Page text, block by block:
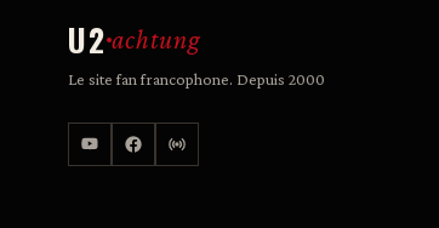
U2 achtung
Le site fan francophone. Depuis 2000